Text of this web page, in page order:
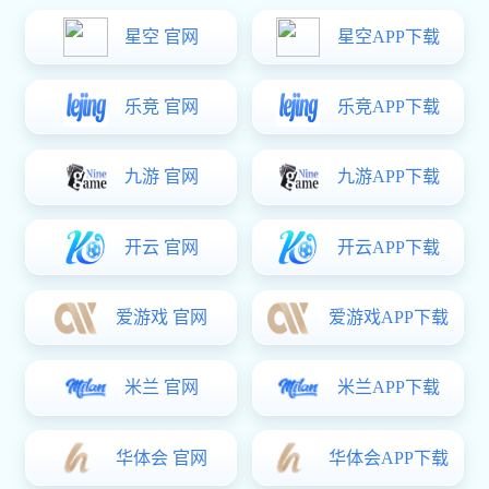
“启阳”获评山东省著名商标
“启阳”获评山东省著名商标